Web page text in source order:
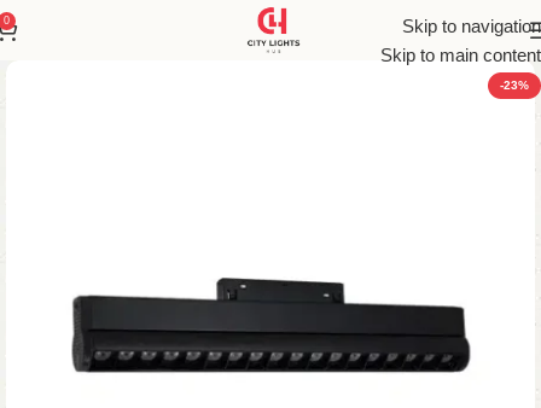
Skip to navigation
Skip to main content
0
-23%